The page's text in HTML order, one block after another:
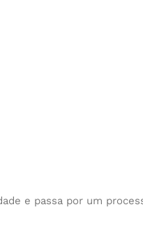
e passa por um